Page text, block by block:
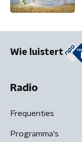
Wie luistert
Radio
Frequenties
Programma's